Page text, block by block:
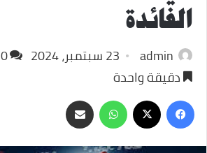
الفائدة
admin 23 سبتمبر، 2024 0
دقيقة واحدة
فيسبوك
‫X واتسابمشاركة
عبر
البريد